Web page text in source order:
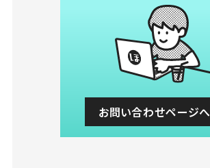
お問い合わせページへ